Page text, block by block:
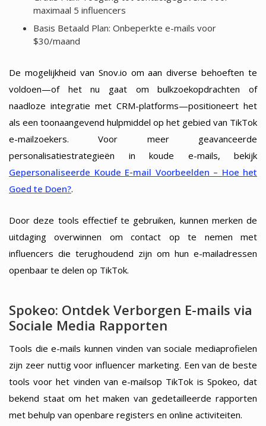
maximaal 5 influencers
Basis Betaald Plan: Onbeperkte e-mails voor
$30/maand
De mogelijkheid van Snov.io om aan diverse behoeften te
voldoen—of het nu gaat om bulkzoekopdrachten of
naadloze integratie met CRM-platforms—positioneert het
als een toonaangevend hulpmiddel op het gebied van TikTok
e-mailzoekers. Voor meer geavanceerde
personalisatiestrategieën in koude e-mails, bekijk
Gepersonaliseerde Koude E-mail Voorbeelden – Hoe het
Goed te Doen?.
Door deze tools effectief te gebruiken, kunnen merken de
uitdaging overwinnen om contact op te nemen met
influencers die terughoudend zijn om hun e-mailadressen
openbaar te delen op TikTok.
Spokeo: Ontdek Verborgen E-mails via
Sociale Media Rapporten
Tools die e-mails kunnen vinden van sociale mediaprofielen
zijn zeer nuttig voor influencer marketing. Een van de beste
tools voor het vinden van e-mailsop TikTok is Spokeo, dat
bekend staat om het maken van gedetailleerde rapporten
met behulp van openbare registers en online activiteiten.